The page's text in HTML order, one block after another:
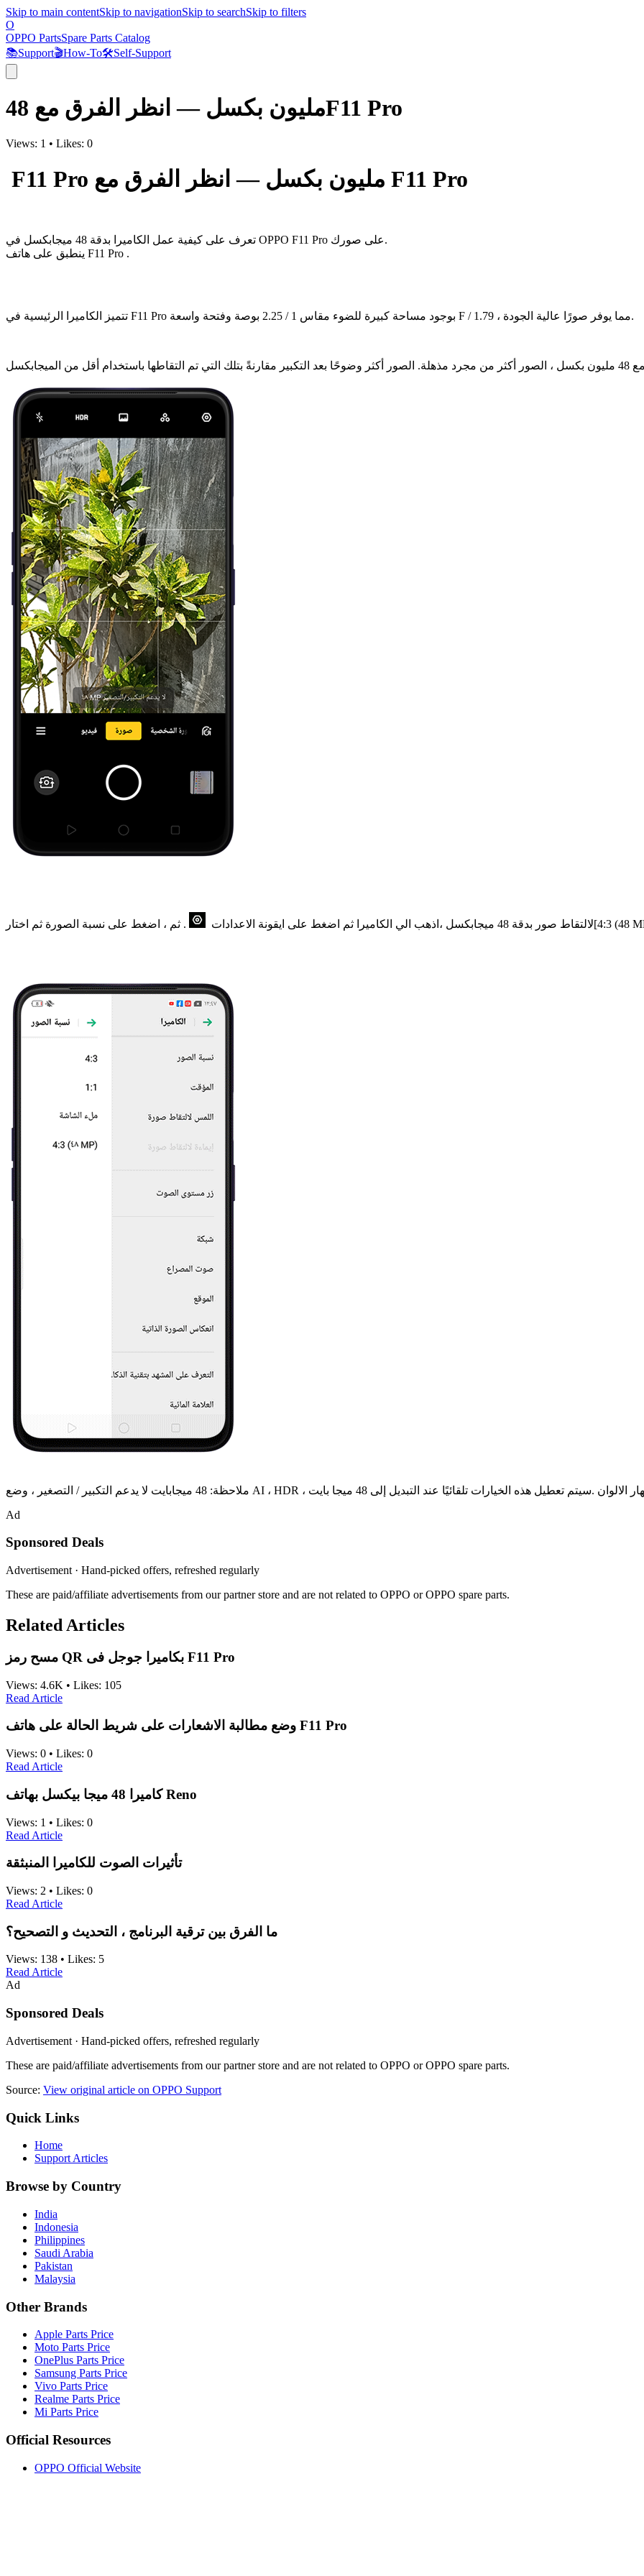
Skip to main contentSkip to navigationSkip to searchSkip to filters
O
OPPO PartsSpare Parts Catalog
📚Support🎬How-To🛠️Self-Support
48 مليون بكسل — انظر الفرق معF11 Pro
Views: 1 • Likes: 0
F11 Pro مليون بكسل — انظر الفرق مع F11 Pro
تعرف على كيفية عمل الكاميرا بدقة 48 ميجابكسل في OPPO F11 Pro على صورك.
ينطبق على هاتف F11 Pro .
تتميز الكاميرا الرئيسية في F11 Pro بوجود مساحة كبيرة للضوء مقاس 1 / 2.25 بوصة وفتحة واسعة F / 1.79 ، مما يوفر صورًا عالية الجودة.
لالتقاط صور بدقة 48 ميجابكسل ،اذهب الي الكاميرا ثم اضغط على ايقونة الاعدادات . ثم ، اضغط على نسبة الصورة ثم اختار[ 4:3
ملاحظة:
Ad
Sponsored Deals
Advertisement · Hand-picked offers, refreshed regularly
These are paid/affiliate advertisements from our partner store and are not related to OPPO or OPPO spare parts.
Related Articles
مسح رمز QR بكاميرا جوجل فى F11 Pro
Views: 4.6K • Likes: 105
Read Article
وضع مطالبة الاشعارات على شريط الحالة على هاتف F11 Pro
Views: 0 • Likes: 0
Read Article
كاميرا 48 ميجا بيكسل بهاتف Reno
Views: 1 • Likes: 0
Read Article
تأثيرات الصوت للكاميرا المنبثقة
Views: 2 • Likes: 0
Read Article
ما الفرق بين ترقية البرنامج ، التحديث و التصحيح؟
Views: 138 • Likes: 5
Read Article
Ad
Sponsored Deals
Advertisement · Hand-picked offers, refreshed regularly
These are paid/affiliate advertisements from our partner store and are not related to OPPO or OPPO spare parts.
Source: View original article on OPPO Support
Quick Links
Home
Support Articles
Browse by Country
India
Indonesia
Philippines
Saudi Arabia
Pakistan
Malaysia
Other Brands
Apple Parts Price
Moto Parts Price
OnePlus Parts Price
Samsung Parts Price
Vivo Parts Price
Realme Parts Price
Mi Parts Price
Official Resources
OPPO Official Website